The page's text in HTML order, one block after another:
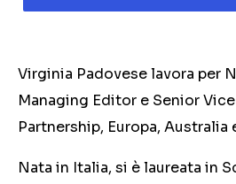
Virginia Padovese lavora per
Managing Editor e Senior
Partnership, Europa, Australia
Nata in Italia, si è laureata in